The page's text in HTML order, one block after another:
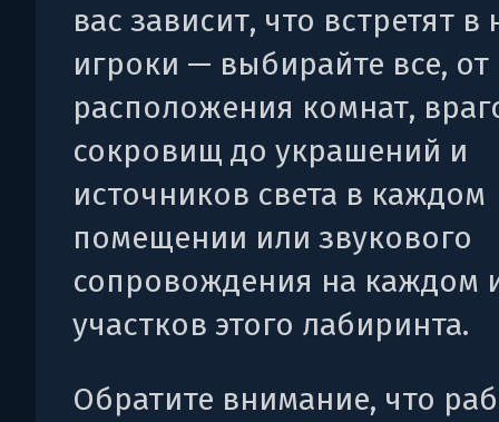
вас зависит, что встретят в
игроки — выбирайте все, от
расположения комнат,
сокровищ до украшений и
источников света в каждом
помещении или звукового
сопровождения на каждом
участков этого лабиринта.
Обратите внимание, что